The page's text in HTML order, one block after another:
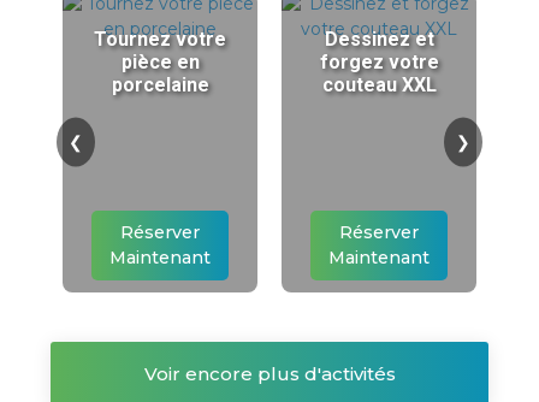
Tournez votre
pièce en
porcelaine
Réserver
Maintenant
Dessinez et
forgez votre
couteau XXL
Réserver
Maintenant
❮ ❯
Voir encore plus d'activités